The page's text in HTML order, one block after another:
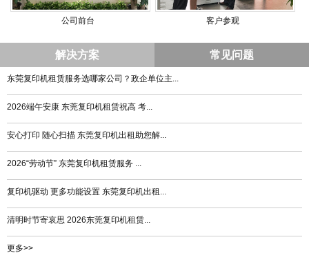
公司前台 客户参观
解决方案 常见问题
东莞复印机租赁服务选哪家公司？政企单位主...
2026端午安康 东莞复印机租赁祝高 考...
安心打印 随心扫描 东莞复印机出租助您解...
2026“劳动节” 东莞复印机租赁服务 ...
复印机驱动 更多功能设置 东莞复印机出租...
清明时节寄哀思 2026东莞复印机租赁...
更多>>